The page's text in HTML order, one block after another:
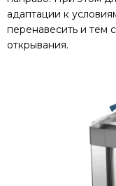
адаптации к
перенавесить и тем
открывания.